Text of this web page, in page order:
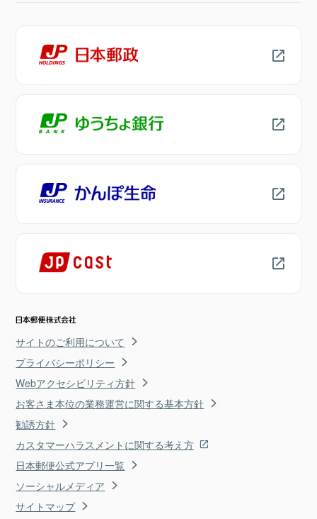
サイトのご利用について
プライバシーポリシー
Webアクセシビリティ方針
お客さま本位の業務運営に関する基本方針
勧誘方針
カスタマーハラスメントに関する考え方
日本郵便公式アプリ一覧
ソーシャルメディア
サイトマップ